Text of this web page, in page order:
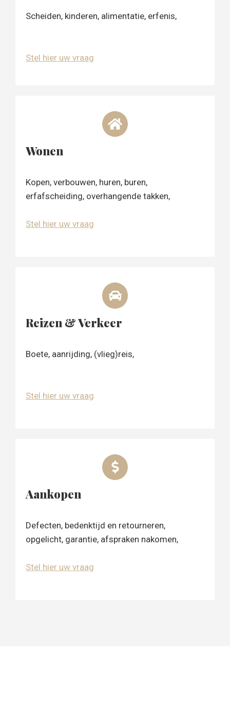
Scheiden, kinderen, alimentatie, erfenis,
Stel hier uw vraag
Wonen
Kopen, verbouwen, huren, buren,
erfafscheiding, overhangende takken,
Stel hier uw vraag
Reizen & Verkeer
Boete, aanrijding, (vlieg)reis,
Stel hier uw vraag
Aankopen
Defecten, bedenktijd en retourneren,
opgelicht, garantie, afspraken nakomen,
Stel hier uw vraag